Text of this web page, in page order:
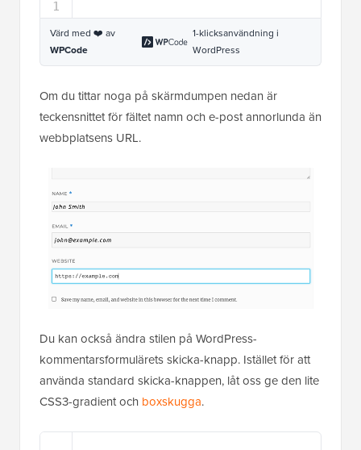
1
Värd med ❤️ av
WPCode
1-klicksanvändning i
WordPress
Om du tittar noga på skärmdumpen nedan är
teckensnittet för fältet namn och e-post annorlunda än
webbplatsens URL.
Du kan också ändra stilen på WordPress-
kommentarsformulärets skicka-knapp. Istället för att
använda standard skicka-knappen, låt oss ge den lite
CSS3-gradient och boxskugga.